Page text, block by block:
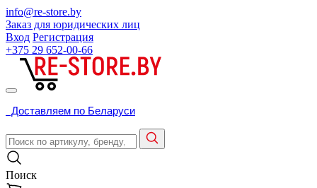
info@re-store.by
Заказ для юридических лиц
Вход Регистрация
+375 29 652-00-66
Доставляем по Беларуси
Поиск